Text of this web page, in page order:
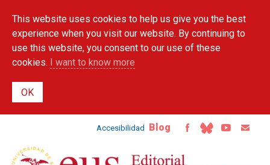
main
content
This website uses cookies to help us give you the best
experience when you visit our website. By continuing to
use this website, you consent to our use of these
cookies. I want to know more
Accesibilidad Blog